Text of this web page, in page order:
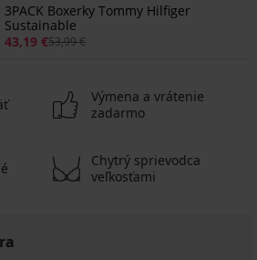
3PACK Boxerky Tommy Hilfiger
Sustainable
43,19 €53,99 €
Výmena a vrátenie
zadarmo
Chytrý sprievodca
veľkosťami